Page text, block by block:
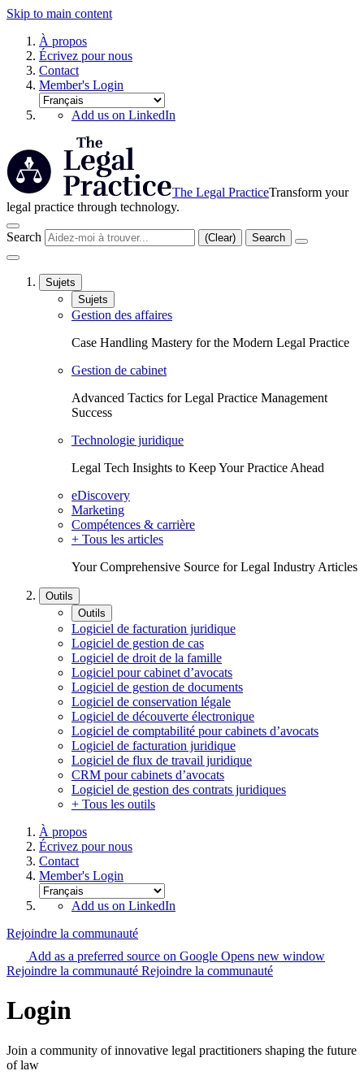
Skip to main content
À propos
Écrivez pour nous
Contact
Member's Login
Add us on LinkedIn
The Legal PracticeTransform your
legal practice through technology.
Search (Clear) Search
Sujets
Sujets
Gestion des affaires
Case Handling Mastery for the Modern Legal Practice
Gestion de cabinet
Advanced Tactics for Legal Practice Management
Success
Technologie juridique
Legal Tech Insights to Keep Your Practice Ahead
eDiscovery
Marketing
Compétences & carrière
+ Tous les articles
Your Comprehensive Source for Legal Industry Articles
Outils
Outils
Logiciel de facturation juridique
Logiciel de gestion de cas
Logiciel de droit de la famille
Logiciel pour cabinet d’avocats
Logiciel de gestion de documents
Logiciel de conservation légale
Logiciel de découverte électronique
Logiciel de comptabilité pour cabinets d’avocats
Logiciel de facturation juridique
Logiciel de flux de travail juridique
CRM pour cabinets d’avocats
Logiciel de gestion des contrats juridiques
+ Tous les outils
À propos
Écrivez pour nous
Contact
Member's Login
Add us on LinkedIn
Rejoindre la communauté
Add as a preferred source on Google Opens new window
Rejoindre la communauté Rejoindre la communauté
Login
Join a community of innovative legal practitioners shaping the future
of law